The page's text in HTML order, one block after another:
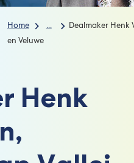
Home ...
Dealmaker Henk
en Veluwe
Henk